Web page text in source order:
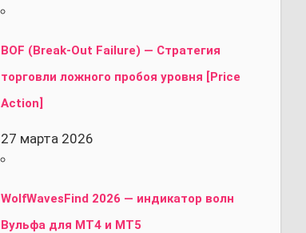
BOF (Break-Out Failure) — Стратегия
торговли ложного пробоя уровня [Price
Action]
27 марта 2026
WolfWavesFind 2026 — индикатор волн
Вульфа для MT4 и MT5